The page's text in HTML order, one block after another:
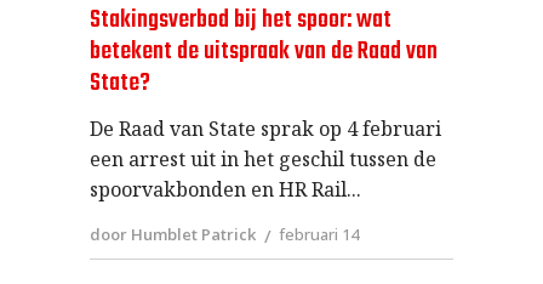
Stakingsverbod bij het spoor: wat
betekent de uitspraak van de Raad van
State?
De Raad van State sprak op 4 februari
een arrest uit in het geschil tussen de
spoorvakbonden en HR Rail
door Humblet Patrick februari 14